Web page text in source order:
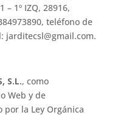
– 1º IZQ, 28916,
teléfono de
jarditecsl@gmail.com.
S.L., como
Web y de
la Ley Orgánica